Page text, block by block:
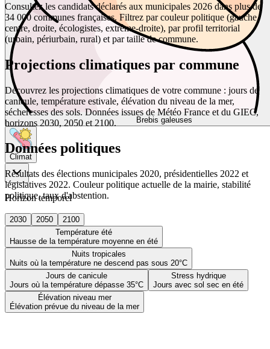
Brebis galeuses
Climat
Horizon temporel
2030 2050
2100
Température été
Hausse de la température moyenne en été
Nuits tropicales
Nuits où la température ne descend pas sous 20°C
Jours de canicule
Jours où la température dépasse 35°C
Stress hydrique
Jours avec sol sec en été
Élévation niveau mer
Élévation prévue du niveau de la mer
Consultez les candidats déclarés aux municipales 2026 dans plus de
34 000 communes françaises. Filtrez par couleur politique (gauche,
centre, droite, écologistes, extrême-droite), par profil territorial
(urbain, périurbain, rural) et par taille de commune.
Projections climatiques par commune
Découvrez les projections climatiques de votre commune : jours de
canicule, température estivale, élévation du niveau de la mer,
sécheresses des sols. Données issues de Météo France et du GIEC,
horizons 2030, 2050 et 2100.
Données politiques
Résultats des élections municipales 2020, présidentielles 2022 et
législatives 2022. Couleur politique actuelle de la mairie, stabilité
politique, taux d'abstention.